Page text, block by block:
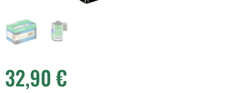
32,90€